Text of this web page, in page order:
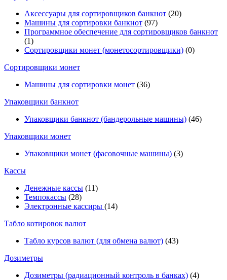
Аксессуары для сортировщиков банкнот (20)
Машины для сортировки банкнот (97)
Программное обеспечение для сортировщиков банкнот
(1)
Сортировщики монет (монетосортировщики) (0)
Сортировщики монет
Машины для сортировки монет (36)
Упаковщики банкнот
Упаковщики банкнот (бандерольные машины) (46)
Упаковщики монет
Упаковщики монет (фасовочные машины) (3)
Кассы
Денежные кассы (11)
Темпокассы (28)
Электронные кассиры (14)
Табло котировок валют
Табло курсов валют (для обмена валют) (43)
Дозиметры
Дозиметры (радиационный контроль в банках) (4)